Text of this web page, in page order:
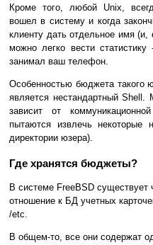
Кроме того, любой Unix,
вошел в систему и когда
клиенту дать отдельное имя (и,
можно легко вести
занимал ваш телефон.
Особенностью бюджета такого
является нестандартный Shell.
зависит от
пытаются извлечь некоторые
директории юзера).
Где хранятся бюджеты?
В системе FreeBSD
отношение к БД учетных
/etc.
В общем-то, все они содержат